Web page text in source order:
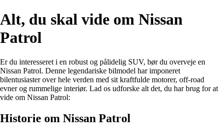
Alt, du skal vide om Nissan
Patrol
Er du interesseret i en robust og pålidelig SUV, bør du overveje en
Nissan Patrol. Denne legendariske bilmodel har imponeret
bilentusiaster over hele verden med sit kraftfulde motorer, off-road
evner og rummelige interiør. Lad os udforske alt det, du har brug for at
vide om Nissan Patrol:
Historie om Nissan Patrol